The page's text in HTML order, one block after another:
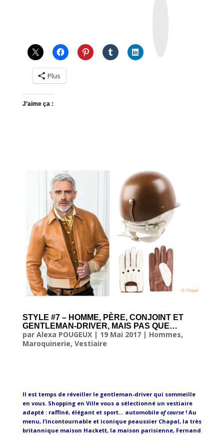
Plus
J’aime ça :
STYLE #7 – HOMME, PÈRE, CONJOINT ET
GENTLEMAN-DRIVER, MAIS PAS QUE…
par Alexa POUGEUX| 19 Mai 2017| Hommes,
Maroquinerie, Vestiaire
Il est temps de réveiller le gentleman-driver qui sommeille
en vous. Shopping en Ville vous a sélectionné un vestiaire
adapté : raffiné, élégant et sport… automobile of course! Au
menu, l’incontournable et iconique peaussier Chapal, la très
britannique maison Hackett, la maison parisienne, Fernand